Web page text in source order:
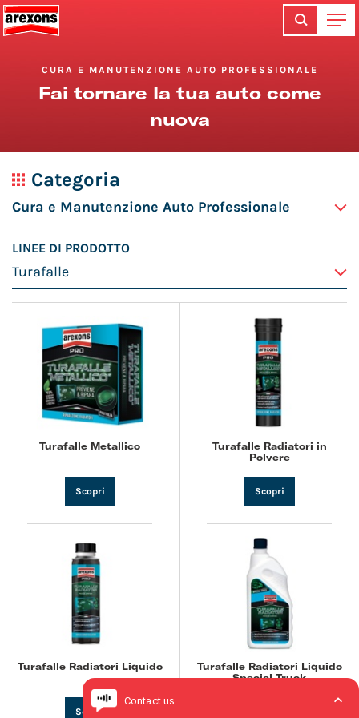
CURA E MANUTENZIONE AUTO PROFESSIONALE
Fai tornare la tua auto come
nuova
Categoria
LINEE DI PRODOTTO
Turafalle Metallico
Scopri
Turafalle Radiatori in
Polvere
Scopri
Turafalle Radiatori Liquido
Scopri
Turafalle Radiatori Liquido
Special Truck